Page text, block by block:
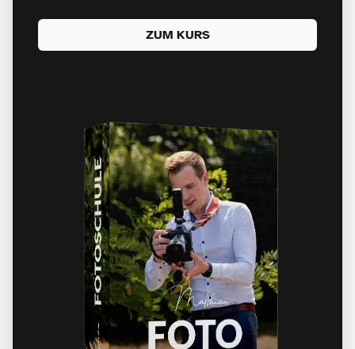
ZUM KURS